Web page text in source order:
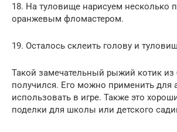
18. На туловище нарисуем несколько
оранжевым фломастером.
19. Осталось склеить голову и
Такой замечательный рыжий котик из
получился. Его можно применить для
использовать в игре. Также это
поделки для школы или детского